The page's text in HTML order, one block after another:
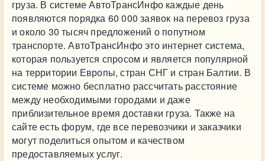
груза. В системе АвтоТрансИнфо каждые день
появляются порядка 60 000 заявок на перевоз груза
и около 30 тысяч предложений о попутном
транспорте. АвтоТрансИнфо это интернет система,
которая пользуется спросом и является популярной
на территории Европы, стран СНГ и стран Балтии. В
системе можно бесплатно рассчитать расстояние
между необходимыми городами и даже
приблизительное время доставки груза. Также на
сайте есть форум, где все перевозчики и заказчики
могут поделиться опытом и качеством
предоставляемых услуг.